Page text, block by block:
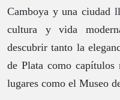
Camboya y una ciudad
cultura y vida
descubrir tanto la
de Plata como
lugares como el Museo